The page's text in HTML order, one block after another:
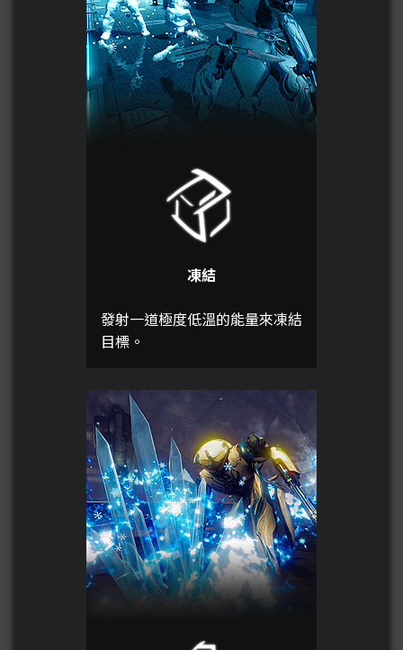
凍結
發射一道極度低溫的能量來凍結
目標。